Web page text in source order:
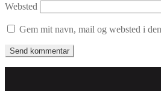
Websted
Gem mit navn, mail og websted i